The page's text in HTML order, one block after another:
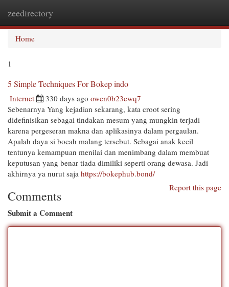
zeedirectory
Home
1
5 Simple Techniques For Bokep indo
Internet 330 days ago owen0b23cwq7
Sebenarnya Yang kejadian sekarang, kata croot sering
didefinisikan sebagai tindakan mesum yang mungkin terjadi
karena pergeseran makna dan aplikasinya dalam pergaulan.
Apalah daya si bocah malang tersebut. Sebagai anak kecil
tentunya kemampuan menilai dan menimbang dalam membuat
keputusan yang benar tiada dimiliki seperti orang dewasa. Jadi
akhirnya ya nurut saja https://bokephub.bond/
Report this page
Comments
Submit a Comment